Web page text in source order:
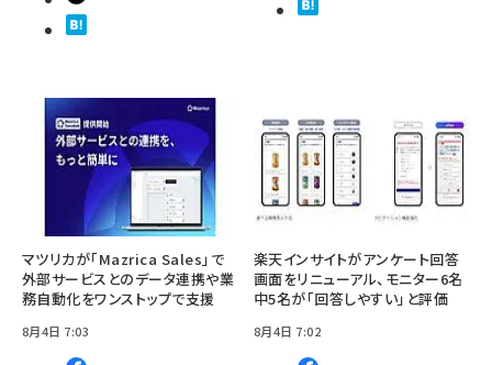
マツリカが「Mazrica Sales」で
外部サービスとのデータ連携や業
務自動化をワンストップで支援
8月4日 7:03
楽天インサイトがアンケート回答
画面をリニューアル、モニター6名
中5名が「回答しやすい」と評価
8月4日 7:02